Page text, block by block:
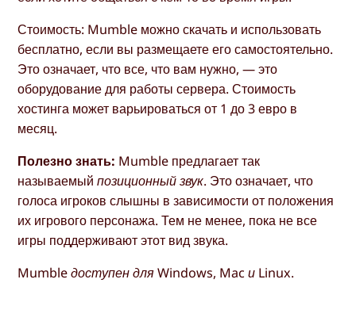
Стоимость: Mumble можно скачать и использовать
бесплатно, если вы размещаете его самостоятельно.
Это означает, что все, что вам нужно, — это
оборудование для работы сервера. Стоимость
хостинга может варьироваться от 1 до 3 евро в
месяц.
Полезно знать: Mumble предлагает так
называемыйпозиционный звук. Это означает, что
голоса игроков слышны в зависимости от положения
их игрового персонажа. Тем не менее, пока не все
игры поддерживают этот вид звука.
Mumble доступен для Windows, Mac и Linux.